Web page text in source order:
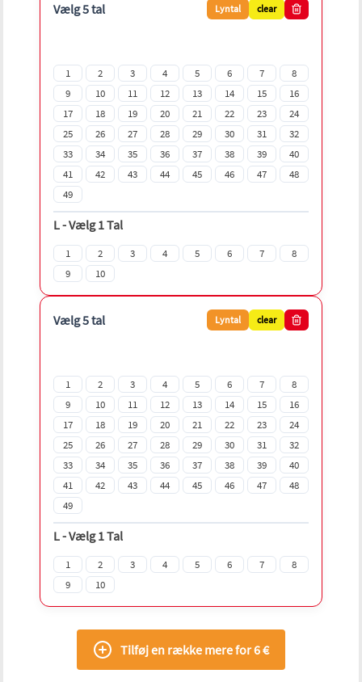
Vælg 5 tal Lyntal clear
1 2 3 4 5 6 7
8
9
10 11 12 13 14 15
16
17
18 19 20 21 22 23
24
25
26 27 28 29 30 31
32
33
34 35 36 37 38 39
40
41
42 43 44 45 46 47
48
49
L-Vælg 1 Tal
1 2 3 4 5 6 7
8
9
10
Vælg 5 tal Lyntal clear
1 2 3 4 5 6 7
8
9
10 11 12 13 14 15
16
17
18 19 20 21 22 23
24
25
26 27 28 29 30 31
32
33
34 35 36 37 38 39
40
41
42 43 44 45 46 47
48
49
L-Vælg 1 Tal
1 2 3 4 5 6 7
8
9
10
Tilføj en række mere for 6 €